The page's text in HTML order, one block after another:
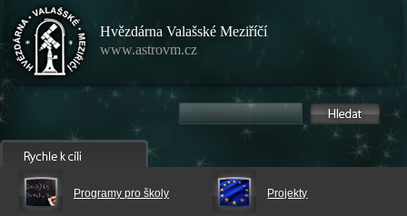
Hvězdárna Valašské Meziříčí
www.astrovm.cz
Programy pro školy Projekty